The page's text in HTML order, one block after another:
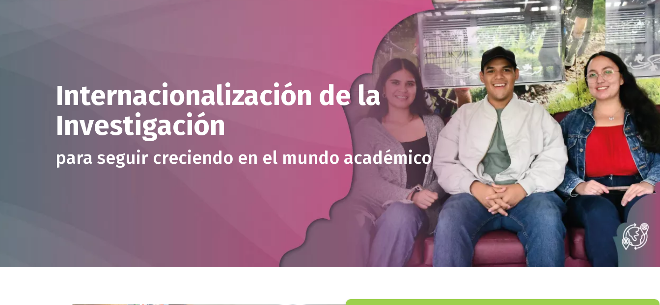
Internacionalización de la
Investigación
para seguir creciendo en el mundo académico